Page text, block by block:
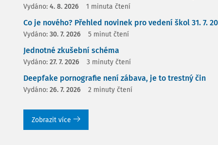
Vydáno: 4. 8. 2026 1 minuta čtení
Co je nového? Přehled novinek pro vedení škol 31. 7.
Vydáno: 30. 7. 2026 5 minut čtení
Jednotné zkušební schéma
Vydáno: 27. 7. 2026 3 minuty čtení
Deepfake pornografie není zábava, je to trestný čin
Vydáno: 26. 7. 2026 2 minuty čtení
Zobrazit více